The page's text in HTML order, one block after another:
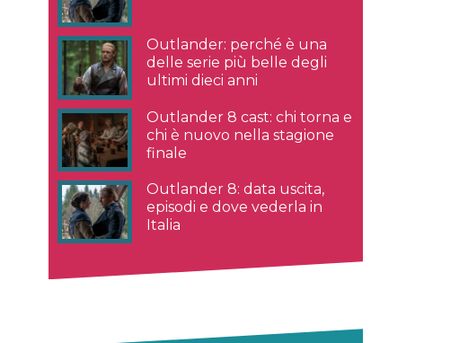
Outlander: perché è una
delle serie più belle degli
ultimi dieci anni
Outlander 8 cast: chi torna e
chi è nuovo nella stagione
finale
Outlander 8: data uscita,
episodi e dove vederla in
Italia